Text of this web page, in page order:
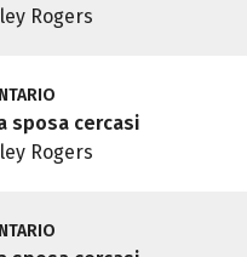
Rogers
sposa cercasi
Rogers